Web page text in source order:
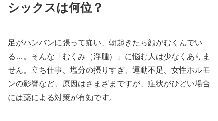
シックスは何位？
足がパンパンに張って痛い、朝起きたら顔がむくんでい
る…。そんな「むくみ（浮腫）」に悩む人は少なくありま
せん。立ち仕事、塩分の摂りすぎ、運動不足、女性ホルモ
ンの影響など、原因はさまざまですが、症状がひどい場合
には薬による対策が有効です。